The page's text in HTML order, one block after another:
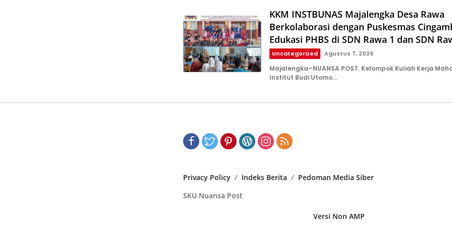
KKM INSTBUNAS Majalengka Desa Rawa
Berkolaborasi dengan Puskesmas
Edukasi PHBS di SDN Rawa 1 dan SDN
Uncategorized Agustus 7, 2026
Majalengka–NUANSA POST. Kelompok Kuliah Kerja
Institut Budi Utomo…
Privacy Policy Indeks Berita
Pedoman Media Siber
SKU Nuansa Post
Versi Non AMP